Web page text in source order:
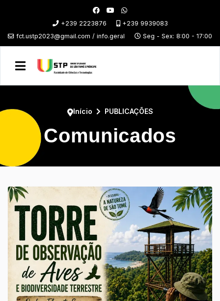
+239 2223876
+239 9939083
fct.ustp2023@gmail.com / info.geral
Seg - Sex: 8:00 - 17:00
Comunicados
Início PUBLICAÇÕES